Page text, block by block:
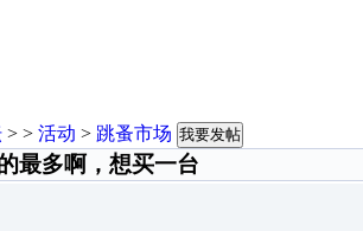
> > 活动 > 跳蚤市场 我要发帖
最多啊，想买一台